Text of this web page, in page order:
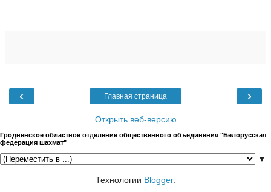
‹ ›
Главная страница
Открыть веб-версию
Гродненское областное отделение общественного объединения "Белорусская
федерация шахмат"
▼
Технологии Blogger.